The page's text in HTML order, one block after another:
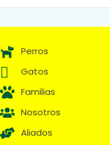
Perros
Gatos
Familias
Nosotros
Aliados